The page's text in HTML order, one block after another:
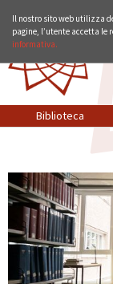
Il nostro sito web utilizza
pagine, l’utente accetta le
informativa.
Biblioteca